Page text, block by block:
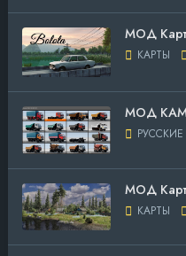
МОД
КАРТЫ
МОД
МОД
КАРТЫ